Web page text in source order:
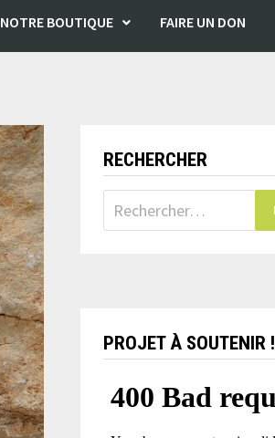
NOTRE BOUTIQUE FAIRE UN DON
RECHERCHER
Rechercher :
PROJET À SOUTENIR !